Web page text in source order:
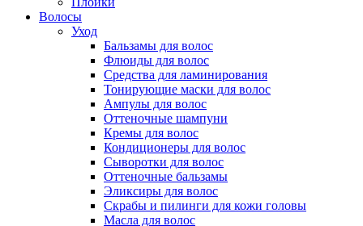
Волосы
Уход
Бальзамы для волос
Флюиды для волос
Средства для ламинирования
Тонирующие маски для волос
Ампулы для волос
Оттеночные шампуни
Кремы для волос
Кондиционеры для волос
Сыворотки для волос
Оттеночные бальзамы
Эликсиры для волос
Скрабы и пилинги для кожи головы
Масла для волос